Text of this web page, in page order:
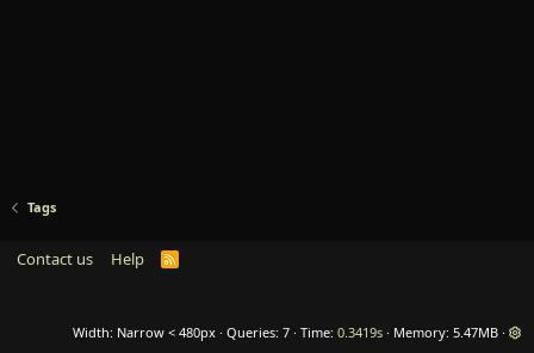
Tags
Contact us Help
R
Width Queries 7 Time 0.3419s Memory 5.47MB